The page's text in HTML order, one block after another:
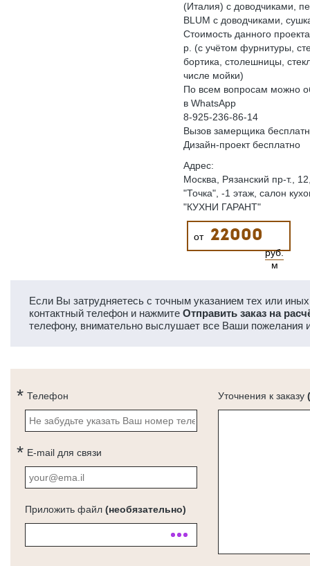
(Италия) с доводчиками,
BLUM с доводчиками,
Стоимость данного
р. (с учётом фурнитуры,
бортика, столешницы,
числе мойки)
По всем вопросам можно
в WhatsApp
8-925-236-86-14
Вызов замерщика
Дизайн-проект бесплатно
Адрес:
Москва, Рязанский пр-т.,
"Точка", -1 этаж, салон
"КУХНИ ГАРАНТ"
от 22000
руб.
м
Если Вы затрудняетесь с точным указанием тех или
контактный телефон и нажмите Отправить заказ на
телефону, внимательно выслушает все Ваши пожелания
Телефон
E-mail для связи
Приложить файл (необязательно)
Уточнения к заказу